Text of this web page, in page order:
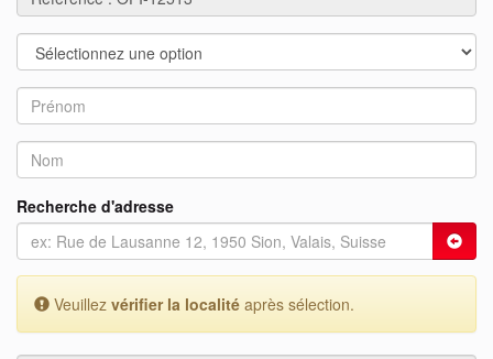
Recherche d'adresse
Veuillez vérifier la localité après sélection.